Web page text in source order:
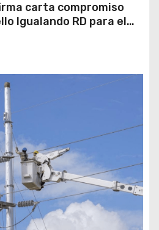
carta compromiso
Igualando RD para el